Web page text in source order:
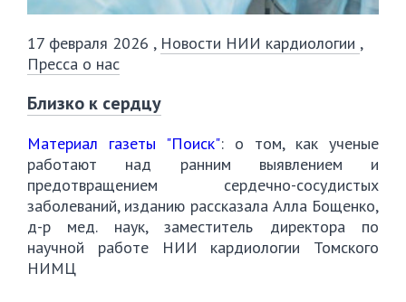
17 февраля 2026 , Новости НИИ кардиологии ,
Пресса о нас
Близко к сердцу
Материал газеты "Поиск": о том, как ученые
работают над ранним выявлением и
предотвращением сердечно-сосудистых
заболеваний, изданию рассказала Алла Бощенко,
д-р мед. наук, заместитель директора по
научной работе НИИ кардиологии Томского
НИМЦ